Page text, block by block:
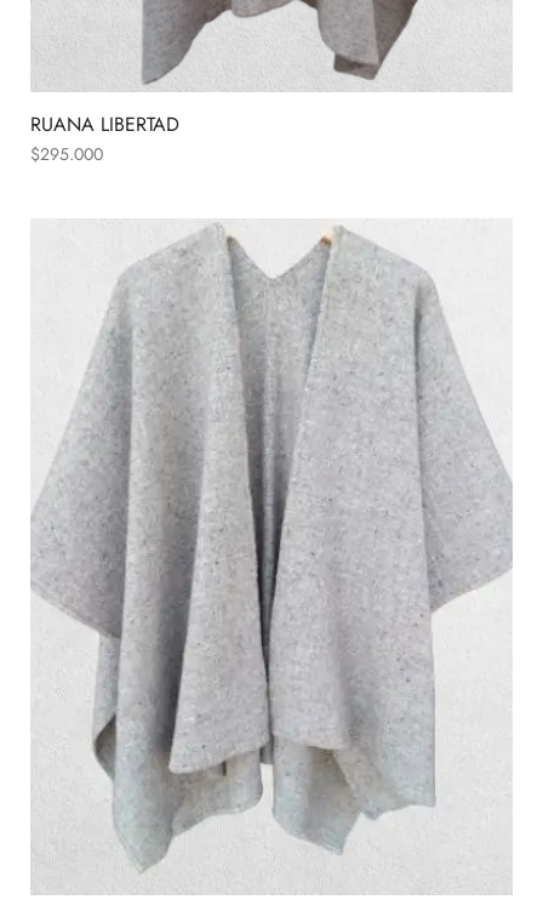
RUANA LIBERTAD
$295.000